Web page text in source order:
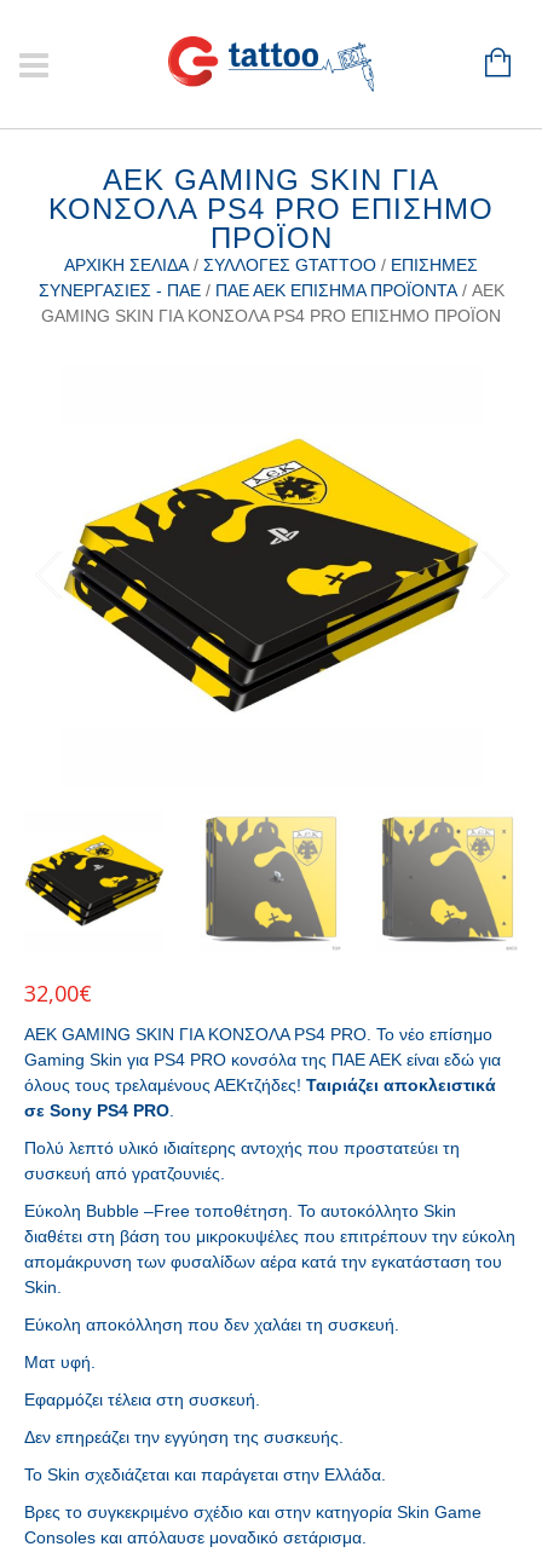
ΑΕΚ GAMING SKIN ΓΙΑ
ΚΟΝΣΟΛΑ PS4 PRO ΕΠΙΣΗΜΟ
ΠΡΟΪΟΝ
ΑΡΧΙΚΉ ΣΕΛΊΔΑ / ΣΥΛΛΟΓΈΣ GTATTOO / ΕΠΊΣΗΜΕΣ
ΣΥΝΕΡΓΑΣΊΕΣ - ΠΑΕ/ ΠΑΕ ΑΕΚ ΕΠΊΣΗΜΑ ΠΡΟΪΌΝΤΑ/ ΑΕΚ
GAMING SKIN ΓΙΑ ΚΟΝΣΟΛΑ PS4 PRO ΕΠΙΣΗΜΟ ΠΡΟΪΟΝ
32,00€
ΑΕΚ GAMING SKIN ΓΙΑ ΚΟΝΣΟΛΑ PS4 PRO. Το νέο επίσημο
Gaming Skin για PS4 PRO κονσόλα της ΠΑΕ ΑΕΚ είναι εδώ για
όλους τους τρελαμένους ΑΕΚτζήδες! Ταιριάζει αποκλειστικά
σε Sony PS4 PRO
Πολύ λεπτό υλικό ιδιαίτερης αντοχής που προστατεύει τη
συσκευή από γρατζουνιές.
Εύκολη Bubble –Free τοποθέτηση. Το αυτοκόλλητο Skin
διαθέτει στη βάση του μικρoκυψέλες που επιτρέπουν την εύκολη
απομάκρυνση των φυσαλίδων αέρα κατά την εγκατάσταση του
Skin.
Εύκολη αποκόλληση που δεν χαλάει τη συσκευή.
Ματ υφή.
Εφαρμόζει τέλεια στη συσκευή.
Δεν επηρεάζει την εγγύηση της συσκευής.
Το Skin σχεδιάζεται και παράγεται στην Ελλάδα.
Βρες το συγκεκριμένο σχέδιο και στην κατηγορία Skin Game
Consoles και απόλαυσε μοναδικό σετάρισμα.